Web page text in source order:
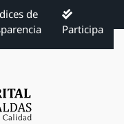
de
Participa